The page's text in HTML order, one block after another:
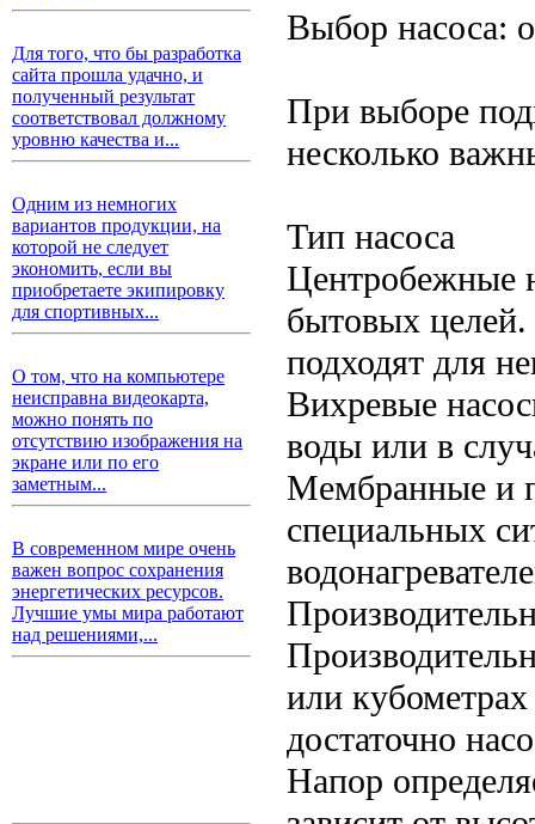
Для того, что бы разработка
сайта прошла удачно, и
полученный результат
соответствовал должному
уровню качества и...
Одним из немногих
вариантов продукции, на
которой не следует
экономить, если вы
приобретаете экипировку
для спортивных...
О том, что на компьютере
неисправна видеокарта,
можно понять по
отсутствию изображения на
экране или по его
заметным...
В современном мире очень
важен вопрос сохранения
энергетических ресурсов.
Лучшие умы мира работают
над решениями,...
Выбор насоса:
При выборе
несколько
Тип насоса
Центробежные
бытовых целей.
подходят для
Вихревые
воды или в
Мембранные и
специальных
или
достаточно
Напор